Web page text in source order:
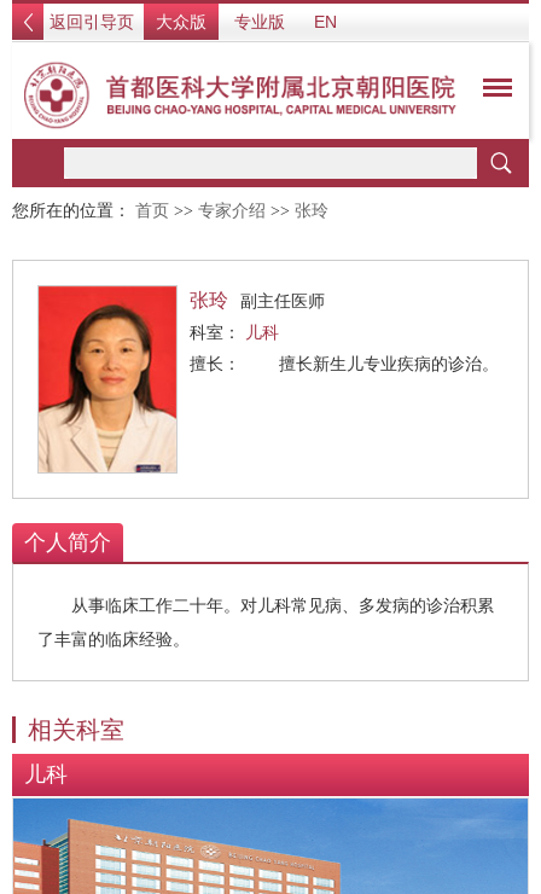
返回引导页 大众版 专业版 EN
您所在的位置： 首页 >> 专家介绍 >> 张玲
张玲
副主任医师
科室：
儿科
擅长： 擅长新生儿专业疾病的诊治。
个人简介
从事临床工作二十年。对儿科常见病、多发病的诊治积累
了丰富的临床经验。
相关科室
儿科